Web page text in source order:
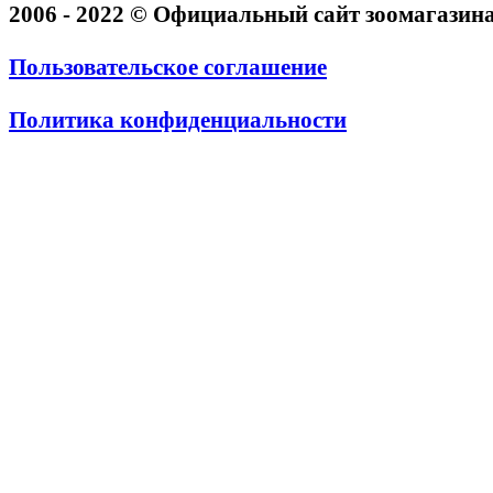
2006 - 2022 © Официальный сайт
Пользовательское соглашение
Политика конфиденциальности